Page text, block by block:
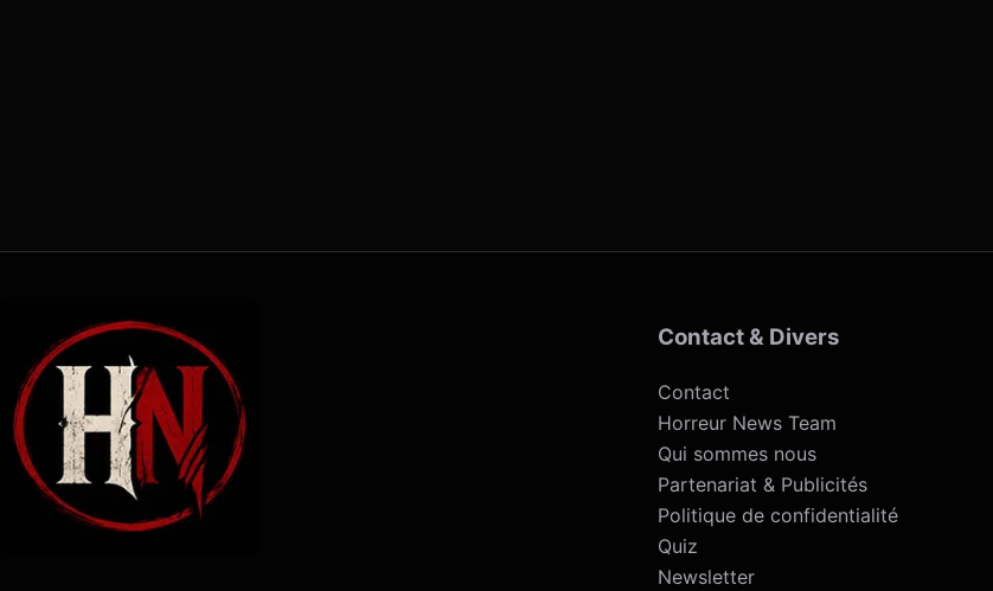
Contact & Divers
Contact
Horreur News Team
Qui sommes nous
Partenariat & Publicités
Politique de confidentialité
Quiz
Newsletter